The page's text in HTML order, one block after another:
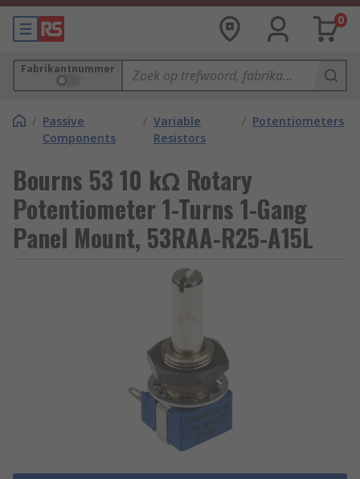
0
Fabrikantnummer
/ Passive
Components
/ Variable
Resistors
/ Potentiometers
Bourns 53 10 kΩ Rotary
Potentiometer 1-Turns 1-Gang
Panel Mount, 53RAA-R25-A15L